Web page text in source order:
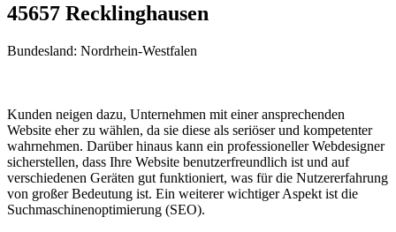
45657 Recklinghausen
Bundesland: Nordrhein-Westfalen
Kunden neigen dazu, Unternehmen mit einer ansprechenden
Website eher zu wählen, da sie diese als seriöser und kompetenter
wahrnehmen. Darüber hinaus kann ein professioneller Webdesigner
sicherstellen, dass Ihre Website benutzerfreundlich ist und auf
verschiedenen Geräten gut funktioniert, was für die Nutzererfahrung
von großer Bedeutung ist. Ein weiterer wichtiger Aspekt ist die
Suchmaschinenoptimierung (SEO).